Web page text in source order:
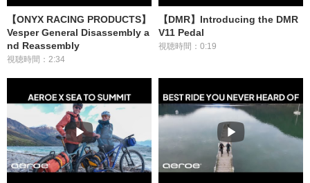
【ONYX RACING PRODUCTS】
Vesper General Disassembly a
nd Reassembly
視聴時間：2:34
【DMR】Introducing the DMR
V11 Pedal
視聴時間：0:19